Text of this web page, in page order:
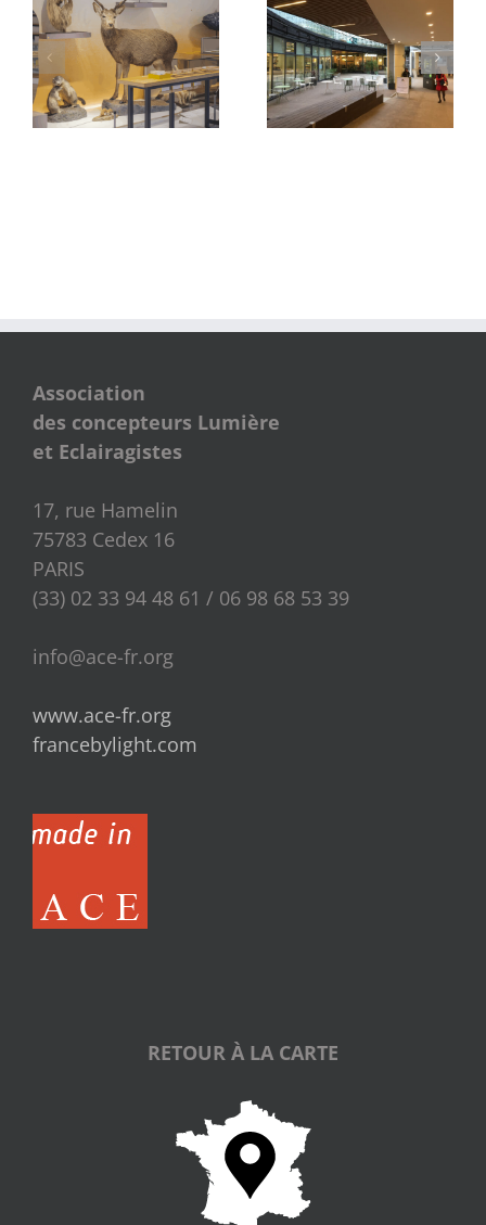
Abords Oxygen Quartier des Groues
Association
des concepteurs Lumière
et Eclairagistes
17, rue Hamelin
75783 Cedex 16
PARIS
(33) 02 33 94 48 61 / 06 98 68 53 39
info@ace-fr.org
www.ace-fr.org
francebylight.com
RETOUR À LA CARTE